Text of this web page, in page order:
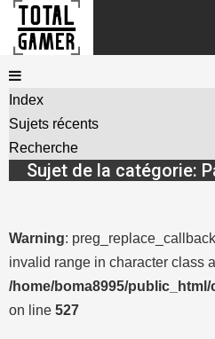
Index
Sujets récents
Recherche
Sujet de la catégorie:
Warning:
invalid range in character class
/home/boma8995/
on line 527